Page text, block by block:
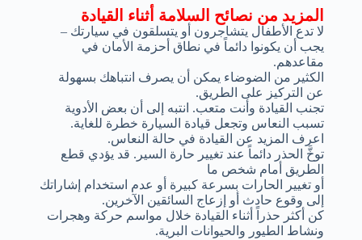
المزيد من نصائح السلامة أثناء القيادة
لا تدع الأطفال يتشاجرون أو يتسلقون في سيارتك –
يجب أن يكونوا دائماً في نطاق أحزمة الأمان في
مقاعدهم.
الكثير من الضوضاء يمكن أن يصرف انتباهك بسهولة
عن التركيز على الطريق.
تجنب القيادة وأنت متعب. انتبه إلى أن بعض الأدوية
تسبب النعاس وتجعل قيادة السيارة خطرة للغاية.
اعرف المزيد عن القيادة في حالة النعاس.
توخَّ الحذر دائماً عند تغيير حارة السير. قد يؤدي قطع
الطريق أمام شخص ما
أو تغيير الحارات بسرعة كبيرة أو عدم استخدام إشاراتك
إلى وقوع حادث أو إزعاج السائقين الآخرين.
كن أكثر حذراً أثناء القيادة خلال مواسم حركة وهجرات
ونشاط الطيور والحيوانات البرية.